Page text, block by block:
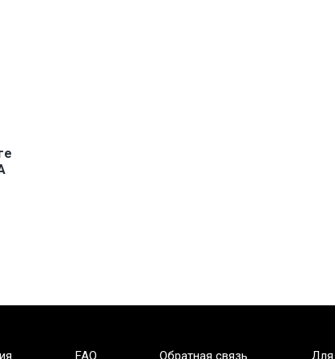
FAQ Обратная связь